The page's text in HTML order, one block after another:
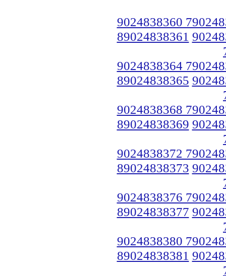
9024838360
89024838361
9024838364
89024838365
9024838368
89024838369
9024838372
89024838373
9024838376
89024838377
9024838380
89024838381